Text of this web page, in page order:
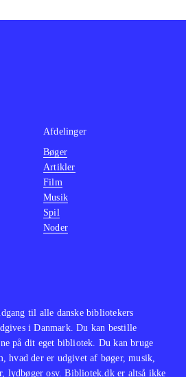
til alle danske bibliotekers
i Danmark. Du kan bestille
på dit eget bibliotek. Du kan bruge
hvad der er udgivet af bøger, musik,
lydbøger osv. Bibliotek.dk er altså ikke
Afdelinger
Bøger
Artikler
Film
Musik
Spil
Noder